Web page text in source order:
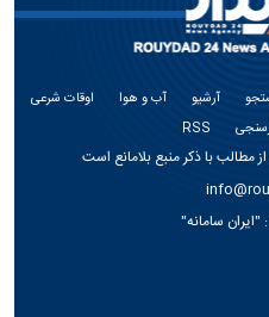
آرشیو آب و هوا
اوقات شرعی
RSS
مطالب با ذکر منبع بلامانع است
"ایران سامانه"